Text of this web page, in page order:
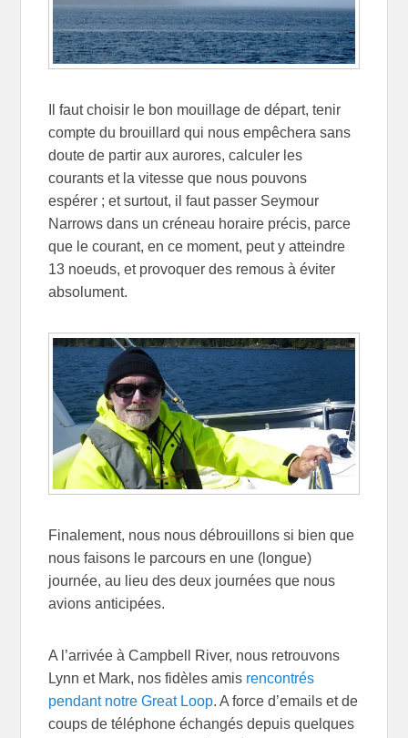
Il faut choisir le bon mouillage de départ, tenir
compte du brouillard qui nous empêchera sans
doute de partir aux aurores, calculer les
courants et la vitesse que nous pouvons
espérer ; et surtout, il faut passer Seymour
Narrows dans un créneau horaire précis, parce
que le courant, en ce moment, peut y atteindre
13 noeuds, et provoquer des remous à éviter
absolument.
Finalement, nous nous débrouillons si bien que
nous faisons le parcours en une (longue)
journée, au lieu des deux journées que nous
avions anticipées.
A l’arrivée à Campbell River, nous retrouvons
Lynn et Mark, nos fidèles amis rencontrés
pendant notre Great Loop. A force d’emails et de
coups de téléphone échangés depuis quelques